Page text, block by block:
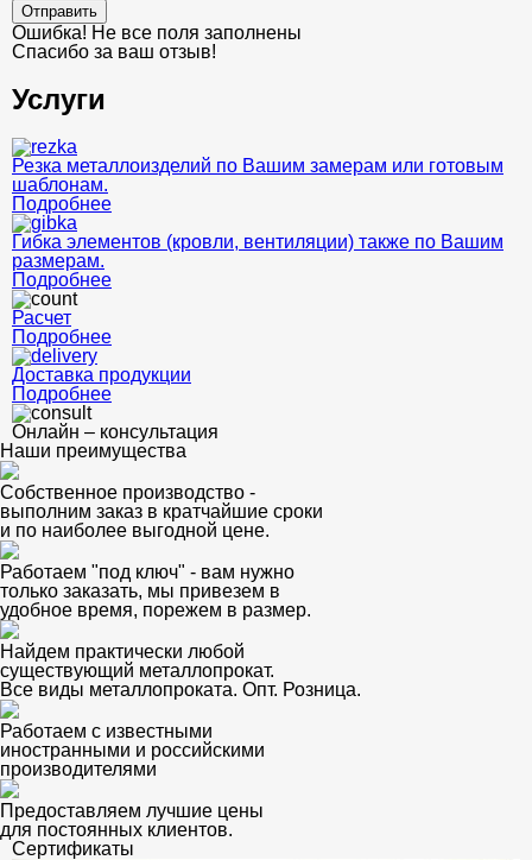
Отправить
Ошибка! Не все поля заполнены
Спасибо за ваш отзыв!
Услуги
Резка металлоизделий по Вашим замерам или готовым
шаблонам.
Подробнее
Гибка элементов (кровли, вентиляции) также по Вашим
размерам.
Подробнее
Расчет
Подробнее
Доставка продукции
Подробнее
Онлайн – консультация
Наши преимущества
Собственное производство -
выполним заказ в кратчайшие сроки
и по наиболее выгодной цене.
Работаем "под ключ" - вам нужно
только заказать, мы привезем в
удобное время, порежем в размер.
Найдем практически любой
существующий металлопрокат.
Все виды металлопроката. Опт. Розница.
Работаем с известными
иностранными и российскими
производителями
Предоставляем лучшие цены
для постоянных клиентов.
Сертификаты